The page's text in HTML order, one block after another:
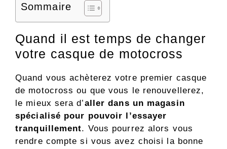
Sommaire
Quand il est temps de changer
votre casque de motocross
Quand vous achèterez votre premier casque
de motocross ou que vous le renouvellerez,
le mieux sera d’aller dans un magasin
spécialisé pour pouvoir l’essayer
tranquillement. Vous pourrez alors vous
rendre compte si vous avez choisi la bonne